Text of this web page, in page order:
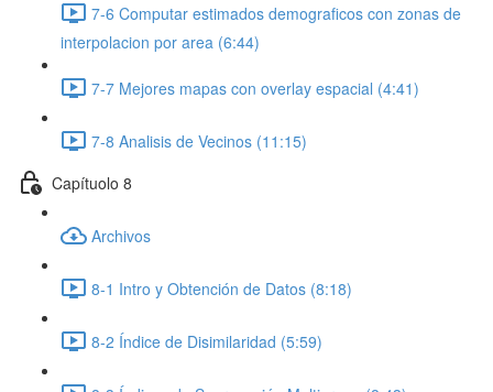
7-6 Computar estimados demograficos con zonas de
interpolacion por area (6:44)
7-7 Mejores mapas con overlay espacial (4:41)
7-8 Analisis de Vecinos (11:15)
Capítuolo 8
Archivos
8-1 Intro y Obtención de Datos (8:18)
8-2 Índice de Disimilaridad (5:59)